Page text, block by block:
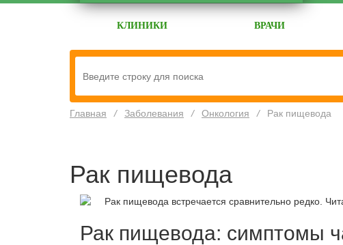
КЛИНИКИ ВРАЧИ
Главная / Заболевания / Онкология / Рак пищевода
Рак пищевода
Рак пищевода встречается сравнительно редко.
Рак пищевода: симптомы